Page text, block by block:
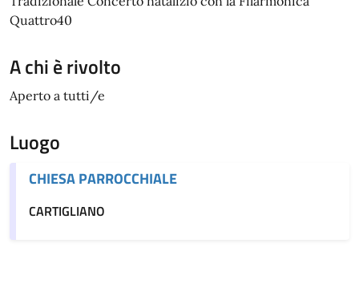
Quattro40
A chi è rivolto
Aperto a tutti/e
Luogo
CHIESA PARROCCHIALE
CARTIGLIANO